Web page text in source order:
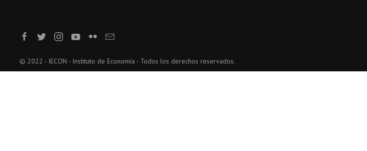
© 2022 - IECON - Instituto de Economía - Todos los derechos reservados.